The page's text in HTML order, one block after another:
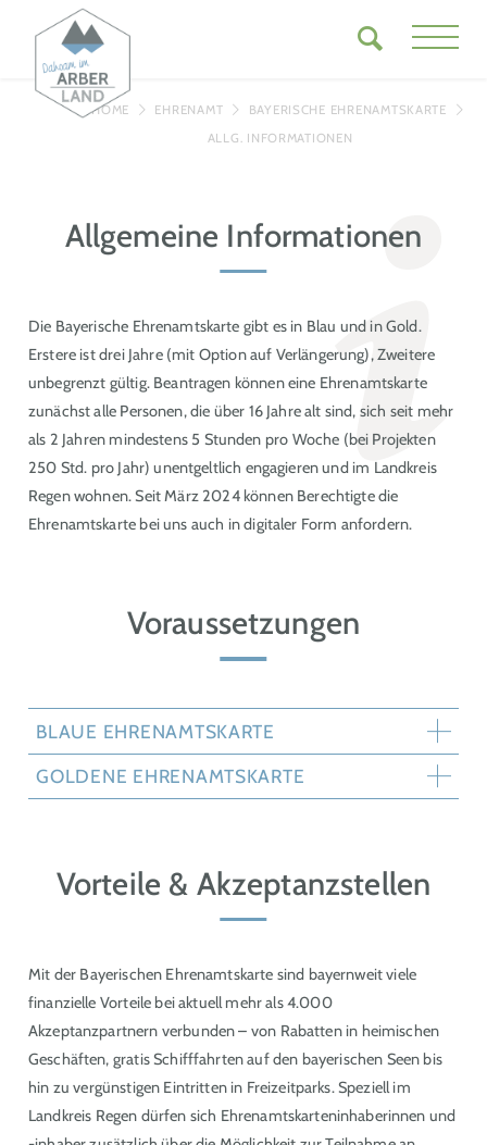
HOME EHRENAMT
BAYERISCHE EHRENAMTSKARTE
ALLG. INFORMATIONEN
Allgemeine Informationen
Die Bayerische Ehrenamtskarte gibt es in Blau und in Gold.
Erstere ist drei Jahre (mit Option auf Verlängerung), Zweitere
unbegrenzt gültig. Beantragen können eine Ehrenamtskarte
zunächst alle Personen, die über 16 Jahre alt sind, sich seit mehr
als 2 Jahren mindestens 5 Stunden pro Woche (bei Projekten
250 Std. pro Jahr) unentgeltlich engagieren und im Landkreis
Regen wohnen. Seit März 2024 können Berechtigte die
Ehrenamtskarte bei uns auch in digitaler Form anfordern.
Voraussetzungen
BLAUE EHRENAMTSKARTE
GOLDENE EHRENAMTSKARTE
Vorteile & Akzeptanzstellen
Mit der Bayerischen Ehrenamtskarte sind bayernweit viele
finanzielle Vorteile bei aktuell mehr als 4.000
Akzeptanzpartnern verbunden – von Rabatten in heimischen
Geschäften, gratis Schifffahrten auf den bayerischen Seen bis
hin zu vergünstigen Eintritten in Freizeitparks. Speziell im
Landkreis Regen dürfen sich Ehrenamtskarteninhaberinnen und